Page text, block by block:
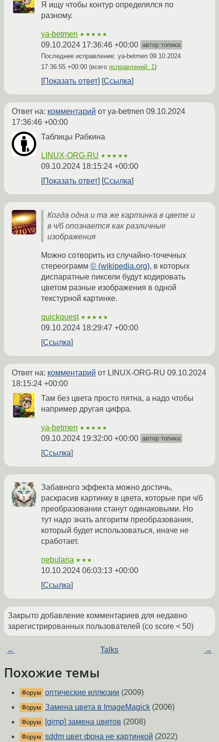
Я ищу чтобы контур определялся по
разному.
ya-betmen ★★★★★
09.10.2024 17:36:46 +00:00 автор топика
Последнее исправление: ya-betmen 09.10.2024
17:36:55 +00:00 (всего исправлений: 1)
Показать ответ Ссылка
Ответ на: комментарий от ya-betmen 09.10.2024
17:36:46 +00:00
Таблицы Рабкина
LINUX-ORG-RU ★★★★★
09.10.2024 18:15:24 +00:00
Показать ответ
Ссылка
Когда одна и та же картинка в цвете и
в ч/б опознается как различные
изображения
Можно сотворить из случайно-точечных
стереограмм © (wikipedia.org), в которых
диспаратные пиксели будут кодировать
цветом разные изображения в одной
текстурной картинке.
quickquest ★★★★★
09.10.2024 18:29:47 +00:00
Ссылка
Ответ на: комментарий от LINUX-ORG-RU 09.10.2024
18:15:24 +00:00
Там без цвета просто пятна, а надо чтобы
например другая цифра.
ya-betmen ★★★★★
09.10.2024 19:32:00 +00:00 автор топика
Ссылка
Забавного эффекта можно достичь,
раскрасив картинку в цвета, которые при ч/б
преобразовании станут одинаковыми. Но
тут надо знать алгоритм преобразования,
который будет использоваться, иначе не
сработает.
nebularia ★★★
10.10.2024 06:03:13 +00:00
Ссылка
Закрыто добавление комментариев для недавно
зарегистрированных пользователей (со score < 50)
← Talks →
Похожие темы
Форум оптические иллюзии (2009)
Форум Замена цвета в ImageMagick (2006)
Форум [gimp] замена цветов (2008)
Форум sddm цвет фона не картинкой (2022)